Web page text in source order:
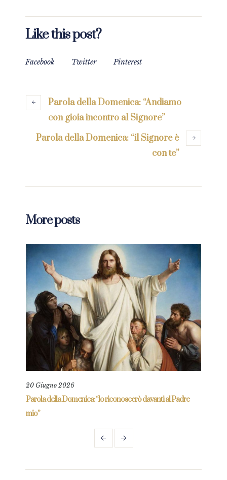
Like this post?
Facebook Twitter Pinterest
Parola della Domenica: “Andiamo
con gioia incontro al Signore”
Parola della Domenica: “il Signore è
con te”
More posts
20 Giugno 2026
Parola della Domenica: “lo riconoscerò davanti al Padre
mio”